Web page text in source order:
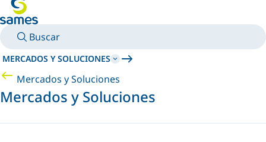
Buscar
MERCADOS Y SOLUCIONES
Mercados y Soluciones
Mercados y Soluciones